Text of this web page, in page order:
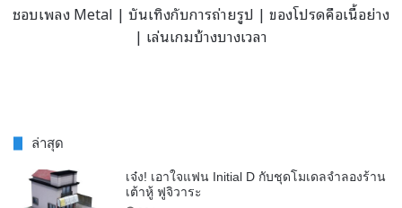
ชอบเพลง Metal | บันเทิงกับการถ่ายรูป | ของโปรดคือเนื้อย่าง
| เล่นเกมบ้างบางเวลา
ล่าสุด
เจ๋ง! เอาใจแฟน Initial D กับชุดโมเดลจำลองร้าน
เต้าหู้ ฟูจิวาระ